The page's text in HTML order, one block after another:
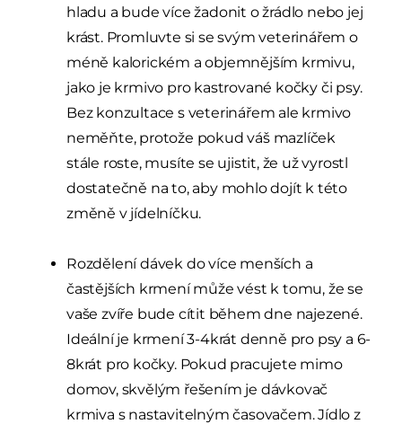
hladu a bude více žadonit o žrádlo nebo jej
krást. Promluvte si se svým veterinářem o
méně kalorickém a objemnějším krmivu,
jako je krmivo pro kastrované kočky či psy.
Bez konzultace s veterinářem ale krmivo
neměňte, protože pokud váš mazlíček
stále roste, musíte se ujistit, že už vyrostl
dostatečně na to, aby mohlo dojít k této
změně v jídelníčku.
Rozdělení dávek do více menších a
častějších krmení může vést k tomu, že se
vaše zvíře bude cítit během dne najezené.
Ideální je krmení 3-4krát denně pro psy a 6-
8krát pro kočky. Pokud pracujete mimo
domov, skvělým řešením je dávkovač
krmiva s nastavitelným časovačem. Jídlo z